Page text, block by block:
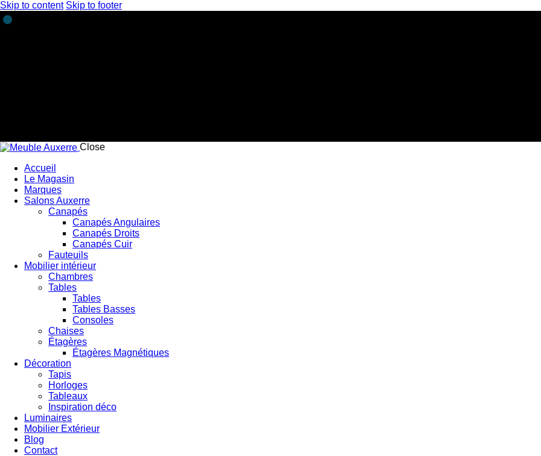
Skip to content Skip to footer
Close
Accueil
Le Magasin
Marques
Salons Auxerre
Canapés
Canapés Angulaires
Canapés Droits
Canapés Cuir
Fauteuils
Mobilier intérieur
Chambres
Tables
Tables
Tables Basses
Consoles
Chaises
Étagères
Étagères Magnétiques
Décoration
Tapis
Horloges
Tableaux
Inspiration déco
Luminaires
Mobilier Extérieur
Blog
Contact